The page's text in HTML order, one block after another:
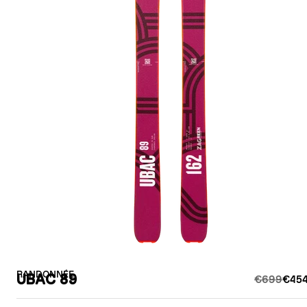
RANDONNÉE
UBAC 89 €699